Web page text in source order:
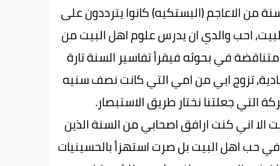
من الاعاجم (البستكيه) كانوا يترددون على
احب والدي ان يدرس علوم اهل البيت من
في بحوثه فيقرأ تفاسير السنة تارة
تزوج ابي من امي التي كانت نصف سنيه
جعلتنا نختار طريق الاستبصار.
الا اني كنت ارافق اصحابي من السنة الذين
حب اهل البيت بل صرت استهزأ بالحسينيات